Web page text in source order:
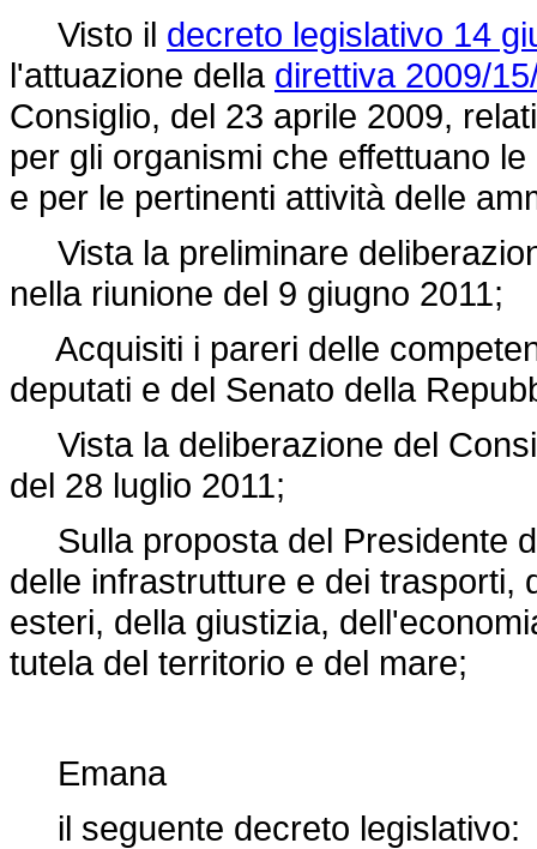
Visto il decreto legislativo 14
l'attuazione della direttiva 2009/
Consiglio, del 23 aprile 2009,
per gli organismi che effettuano
e per le pertinenti attività delle
Vista la preliminare
nella riunione del 9 giugno 2011;
Acquisiti i pareri delle
deputati e del Senato della
Vista la deliberazione del
del 28 luglio 2011;
Sulla proposta del Presidente
delle infrastrutture e dei trasporti,
esteri, della giustizia,
tutela del territorio e del mare;
Emana
il seguente decreto legislativo: